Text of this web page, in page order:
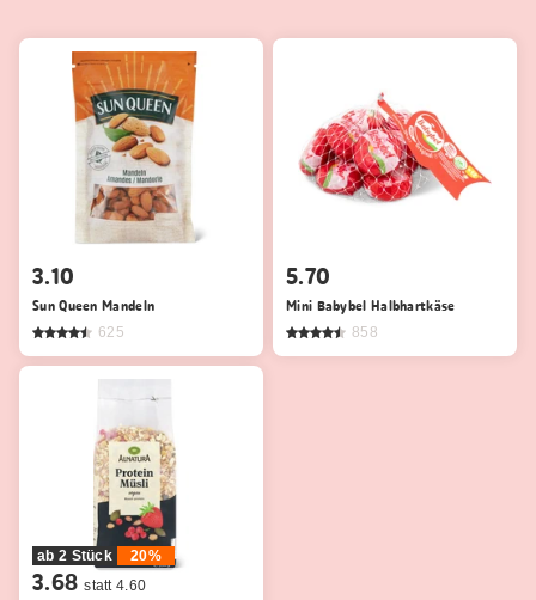
3.10
Sun Queen Mandeln
625
5.70
Mini Babybel Halbhartkäse
858
ab 2 Stück 20%
3.68 statt 4.60